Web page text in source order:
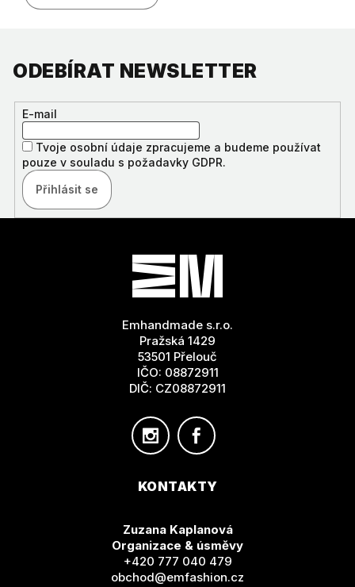
ODEBÍRAT NEWSLETTER
E-mail
Tvoje osobní údaje zpracujeme a budeme používat
pouze v souladu s požadavky GDPR.
Přihlásit se
Emhandmade s.r.o.
Pražská 1429
53501 Přelouč
IČO: 08872911
DIČ: CZ08872911
KONTAKTY
Zuzana Kaplanová
Organizace & úsměvy
+420 777 040 479
obchod@emfashion.cz